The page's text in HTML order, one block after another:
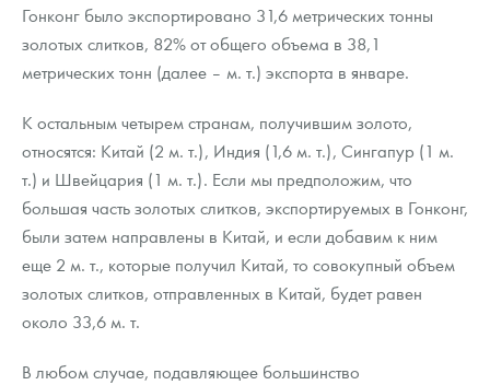
Ювелирные изделия
Наборы подарочных и коллекционных монет
Монеты и жетоны из недрагоценных металлов
Книги по нумизматике
Положение по обработке и защите персональных данных
Гонконг было экспортировано 31,6 метрических тонны
золотых слитков, 82% от общего объема в 38,1
метрических тонн (далее – м. т.) экспорта в январе.
К остальным четырем странам, получившим золото,
относятся: Китай (2 м. т.), Индия (1,6 м. т.), Сингапур (1 м.
т.) и Швейцария (1 м. т.). Если мы предположим, что
большая часть золотых слитков, экспортируемых в Гонконг,
были затем направлены в Китай, и если добавим к ним
еще 2 м. т., которые получил Китай, то совокупный объем
золотых слитков, отправленных в Китай, будет равен
около 33,6 м. т.
В любом случае, подавляющее большинство